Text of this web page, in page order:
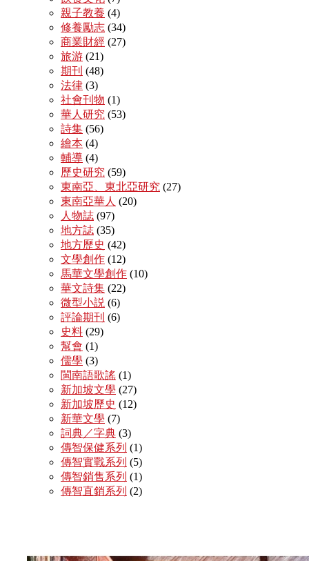
親子教養 (4)
修養勵志 (34)
商業財經 (27)
旅游 (21)
期刊 (48)
法律 (3)
社會刊物 (1)
華人研究 (53)
詩集 (56)
繪本 (4)
輔導 (4)
歷史研究 (59)
東南亞、東北亞研究 (27)
東南亞華人 (20)
人物誌 (97)
地方誌 (35)
地方歷史 (42)
文學創作 (12)
馬華文學創作 (10)
華文詩集 (22)
微型小説 (6)
評論期刊 (6)
史料 (29)
幫會 (1)
儒學 (3)
閩南語歌謠 (1)
新加坡文學 (27)
新加坡歷史 (12)
新華文學 (7)
詞典／字典 (3)
傳智保健系列 (1)
傳智實戰系列 (5)
傳智銷售系列 (1)
傳智直銷系列 (2)